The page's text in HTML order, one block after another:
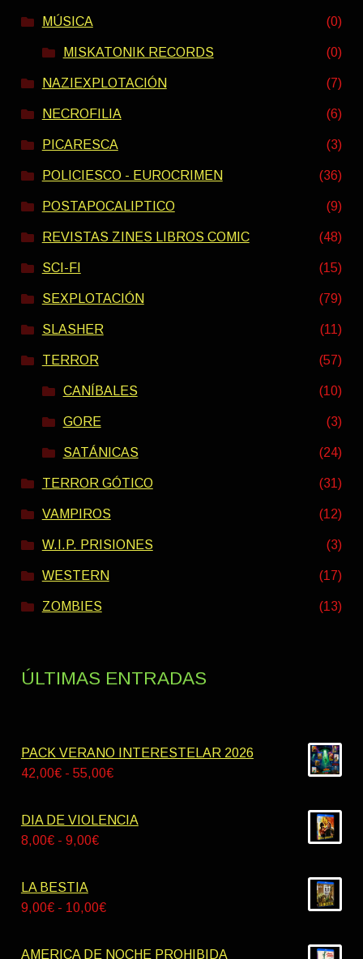
MÚSICA (0)
MISKATONIK RECORDS (0)
NAZIEXPLOTACIÓN (7)
NECROFILIA (6)
PICARESCA (3)
POLICIESCO - EUROCRIMEN (36)
POSTAPOCALIPTICO (9)
REVISTAS ZINES LIBROS COMIC (48)
SCI-FI (15)
SEXPLOTACIÓN (79)
SLASHER (11)
TERROR (57)
CANÍBALES (10)
GORE (3)
SATÁNICAS (24)
TERROR GÓTICO (31)
VAMPIROS (12)
W.I.P. PRISIONES (3)
WESTERN (17)
ZOMBIES (13)
ÚLTIMAS ENTRADAS
PACK VERANO INTERESTELAR 2026
42,00€ - 55,00€Rango
precios:
DIA DE VIOLENCIA
8,00€ - 9,00€Rango
desde
LA BESTIA
9,00€ - 10,00€Rango
precios:
AMERICA DE NOCHE PROHIBIDA